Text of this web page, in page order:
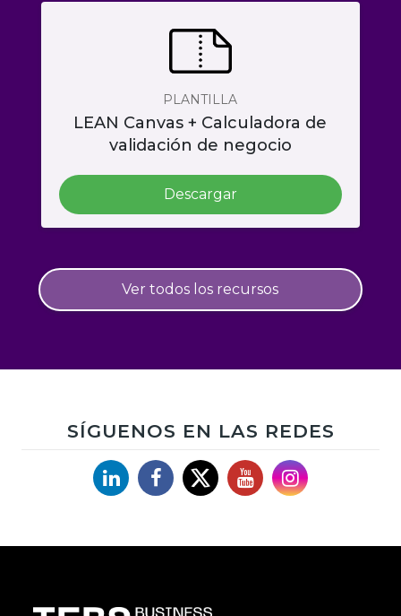
PLANTILLA
LEAN Canvas + Calculadora de
validación de negocio
Descargar
Ver todos los recursos
SÍGUENOS EN LAS REDES
LinkedinFacebook
X YouTubeInstagram